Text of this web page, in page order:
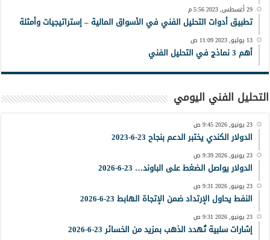
29 أغسطس, 2023 5:56 م
تطبيق أدوات التحليل الفني في الأسواق المالية – إستراتيجيات وأمثلة
13 يوليو, 2023 11:09 ص
أهم 3 نماذج في التحليل الفني
التحليل الفني اليومي
23 يونيو, 2026 9:45 ص
الدولار الكندي يختبر الدعم بنجاح 23-6-2023
23 يونيو, 2026 9:39 ص
الدولار يواصل الضغط على الباوند… 23-6-2026
23 يونيو, 2026 9:31 ص
النفط يحاول الإرتداد ضمن الإتجاة الهابط 23-6-2026
23 يونيو, 2026 9:31 ص
إشارات سلبية تُهدد الذهب بمزيد من الخسائر 23-6-2026